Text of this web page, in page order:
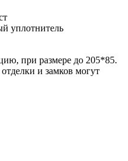
уплотнитель
при размере до 205*85.
и замков могут